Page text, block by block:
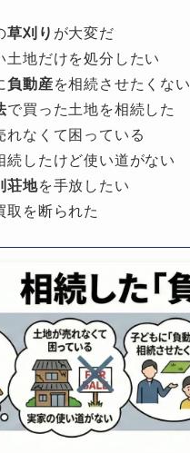
草刈り が大変だ
土地だけを処分したい
負動産を相続させたくない
で買った土地を相続した
れなくて困っている
続したけど使い道がない
荘地を手放したい
取を断られた